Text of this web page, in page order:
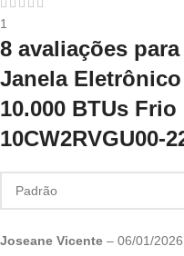
1
8 avaliações para
Janela
10.000 BTUs Frio
10CW2RVGU00-
Joseane Vicente – 06/01/2026